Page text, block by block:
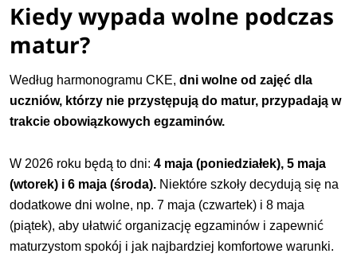
Kiedy wypada wolne podczas
matur?
Według harmonogramu CKE, dni wolne od zajęć dla
uczniów, którzy nie przystępują do matur, przypadają w
trakcie obowiązkowych egzaminów.
W 2026 roku będą to dni: 4 maja (poniedziałek), 5 maja
(wtorek) i 6 maja (środa). Niektóre szkoły decydują się na
dodatkowe dni wolne, np. 7 maja (czwartek) i 8 maja
(piątek), aby ułatwić organizację egzaminów i zapewnić
maturzystom spokój i jak najbardziej komfortowe warunki.